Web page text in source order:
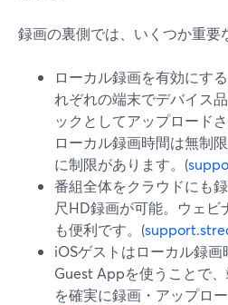
録画の裏側では、いくつか重要
ローカル録画を有効にす
れぞれの端末でデバイス
ックとしてアップロード
ローカル録画時間は無制
に制限があります。(
番組全体をクラウドにも
尺HD録画が可能。ウェビ
も便利です。(
iOSゲストはローカル録
Guest Appを使うことで
を確実に録画・アップロー